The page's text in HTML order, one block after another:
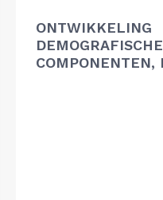
ONTWIKKELING
DEMOGRAFISCHE
COMPONENTEN,